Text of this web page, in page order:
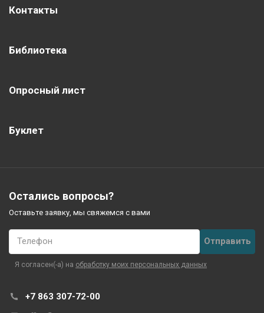
+7 863 307-72-00
Контакты
Библиотека
Опросный лист
Буклет
Остались вопросы?
Оставьте заявку, мы свяжемся с вами
Телефон
Я согласен(-а) на обработку моих персональных данных